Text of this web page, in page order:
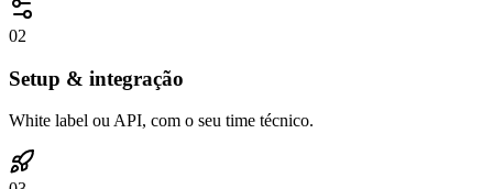
02
Setup & integração
White label ou API, com o seu time técnico.